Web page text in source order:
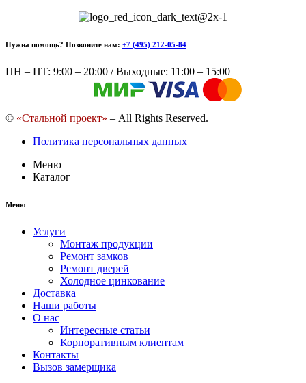
Нужна помощь? Позвоните нам: +7 (495) 212-05-84
ПН – ПТ: 9:00 – 20:00 / Выходные: 11:00 – 15:00
© «Стальной проект» – All Rights Reserved.
Политика персональных данных
Меню
Каталог
Меню
Услуги
Монтаж продукции
Ремонт замков
Ремонт дверей
Холодное цинкование
Доставка
Наши работы
О нас
Интересные статьи
Корпоративным клиентам
Контакты
Вызов замерщика